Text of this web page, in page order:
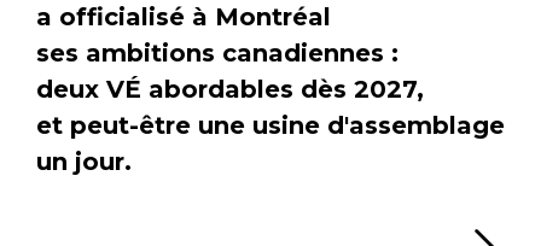
a officialisé à Montréal
ses ambitions canadiennes :
deux VÉ abordables dès 2027,
et peut-être une usine d'assemblage
un jour.